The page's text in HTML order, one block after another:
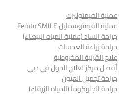
عملية الفيمتوليزك
عملية الفيمتوسمايل Femto SMILE
جراحة الساد (عملية المياه البيضاء)
جراحة زراعة العدسات
علاج القرنية المخروطية
أفضل مركز لعلاج الحول في دبي
جراحة تجميل العيون
جراحة الجلوكوما (المياه الزرقاء)